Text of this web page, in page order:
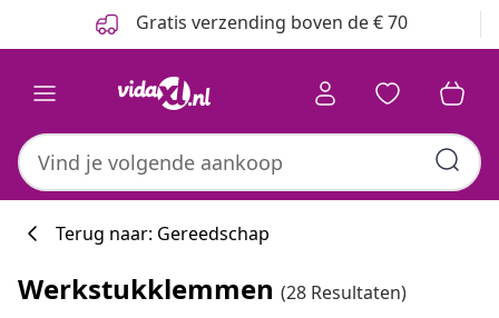
Gratis verzending boven de € 70
Terug naar: Gereedschap
Werkstukklemmen (28 Resultaten)